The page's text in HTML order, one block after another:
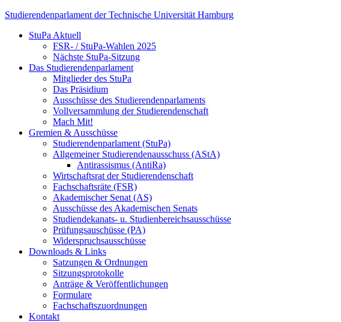
Skip
content
Studierendenparlament der Technische Universität Hamburg
Studierendenparlament der TUHH
StuPa Aktuell
FSR- / StuPa-Wahlen 2025
Nächste StuPa-Sitzung
Das Studierendenparlament
Mitglieder des StuPa
Das Präsidium
Ausschüsse des Studierendenparlaments
Vollversammlung der Studierendenschaft
Mach Mit!
Gremien & Ausschüsse
Studierendenparlament (StuPa)
Allgemeiner Studierendenausschuss (AStA)
Antirassismus (AntiRa)
Wirtschaftsrat der Studierendenschaft
Fachschaftsräte (FSR)
Akademischer Senat (AS)
Ausschüsse des Akademischen Senats
Studiendekanats- u. Studienbereichsausschüsse
Prüfungsauschüsse (PA)
Widerspruchsausschüsse
Downloads & Links
Satzungen & Ordnungen
Sitzungsprotokolle
Anträge & Veröffentlichungen
Formulare
Fachschaftszuordnungen
Kontakt